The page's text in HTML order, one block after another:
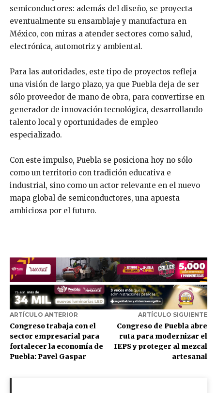
semiconductores: además del diseño, se proyecta
eventualmente su ensamblaje y manufactura en
México, con miras a atender sectores como salud,
electrónica, automotriz y ambiental.
Para las autoridades, este tipo de proyectos refleja
una visión de largo plazo, ya que Puebla deja de ser
sólo proveedor de mano de obra, para convertirse en
generador de innovación tecnológica, desarrollando
talento local y oportunidades de empleo
especializado.
Con este impulso, Puebla se posiciona hoy no sólo
como un territorio con tradición educativa e
industrial, sino como un actor relevante en el nuevo
mapa global de semiconductores, una apuesta
ambiciosa por el futuro.
ARTÍCULO ANTERIOR
Congreso trabaja con el
sector empresarial para
fortalecer la economía de
Puebla: Pavel Gaspar
ARTÍCULO SIGUIENTE
Congreso de Puebla abre
ruta para modernizar el
IEPS y proteger al mezcal
artesanal